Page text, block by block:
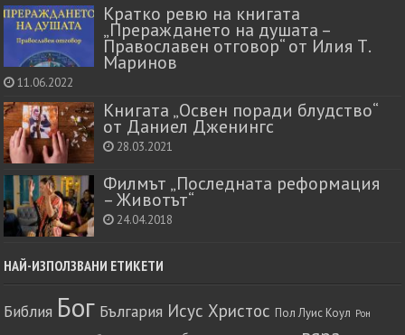
Кратко ревю на книгата
„Прераждането на душата –
Православен отговор“ от Илия Т.
Маринов
11.06.2022
Книгата „Освен поради блудство“
от Даниел Дженингс
28.03.2021
Филмът „Последната реформация
– Животът“
24.04.2018
НАЙ-ИЗПОЛЗВАНИ ЕТИКЕТИ
Библия Бог България Исус Христос Пол Луис Коул Рон